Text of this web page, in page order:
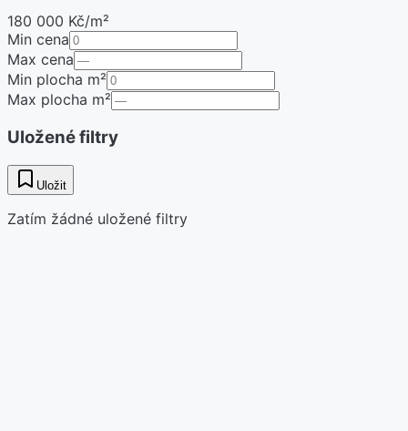
180 000 Kč/m²
Min cena
Max cena
Min plocha m²
Max plocha m²
Uložené filtry
Uložit
Zatím žádné uložené filtry